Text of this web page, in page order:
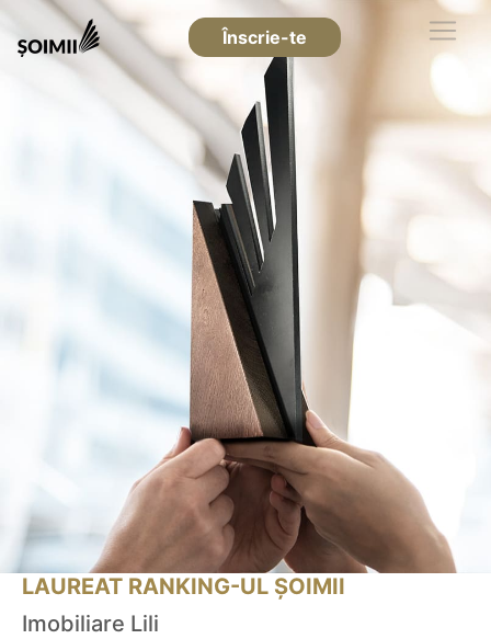
Înscrie-te
LAUREAT RANKING-UL ȘOIMII
Imobiliare Lili